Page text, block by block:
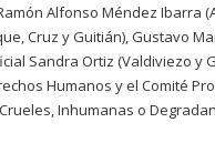
Alfonso Méndez Ibarra
Cruz y Guitián), Gustavo
Sandra Ortiz (Valdiviezo y
Humanos y el Comité
Inhumanas o